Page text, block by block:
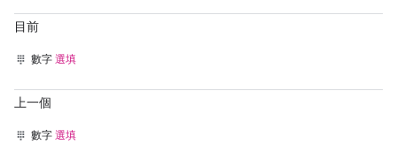
目前
數字 選填
上一個
數字 選填